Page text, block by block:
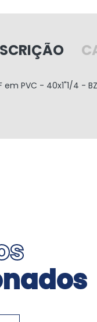
em PVC - 40x1"1/4 -